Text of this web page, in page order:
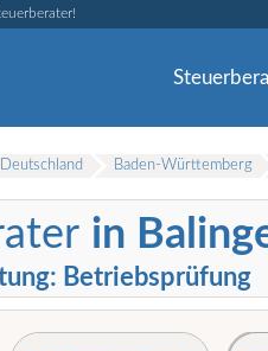
Deutschland Baden-Württemberg
in
Betriebsprüfung